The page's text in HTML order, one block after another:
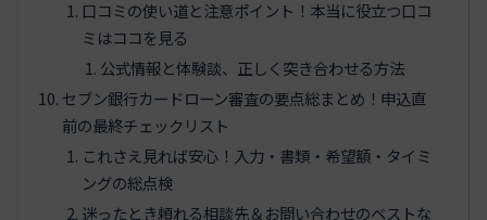
口コミの使い道と注意ポイント！本当に役立つ口コ
ミはココを見る
公式情報と体験談、正しく突き合わせる方法
セブン銀行カードローン審査の要点総まとめ！申込直
前の最終チェックリスト
これさえ見れば安心！入力・書類・希望額・タイミ
ングの総点検
迷ったとき頼れる相談先＆お問い合わせのベストな